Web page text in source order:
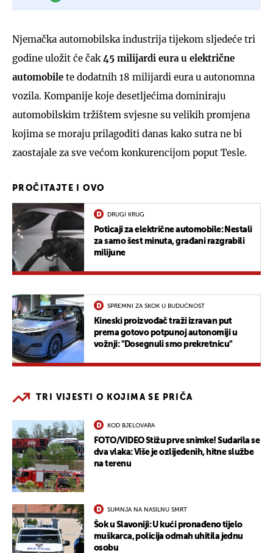
Njemačka automobilska industrija tijekom sljedeće tri
godine uložit će čak 45 milijardi eura u električne
automobile te dodatnih 18 milijardi eura u autonomna
vozila. Kompanije koje desetljećima dominiraju
automobilskim tržištem svjesne su velikih promjena
kojima se moraju prilagoditi danas kako sutra ne bi
zaostajale za sve većom konkurencijom poput Tesle.
PROČITAJTE I OVO
DRUGI KRUG
Poticaji za električne automobile: Nestali
za samo šest minuta, građani razgrabili
milijune
SPREMNI ZA SKOK U BUDUĆNOST
Kineski proizvođač traži izravan put
prema gotovo potpunoj autonomiji u
vožnji: "Dosegnuli smo prekretnicu"
TRI VIJESTI O KOJIMA SE PRIČA
KOD BJELOVARA
FOTO/VIDEO Stižu prve snimke! Sudarila se
dva vlaka: Više je ozlijeđenih, hitne službe
na terenu
SUMNJA NA NASILNU SMRT
Šok u Slavoniji: U kući pronađeno tijelo
muškarca, policija odmah uhitila jednu
osobu